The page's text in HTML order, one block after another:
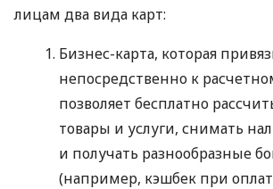
лицам два вида карт:
Бизнес-карта, которая
непосредственно к
позволяет бесплатно
товары и услуги, снимать
и получать разнообразные
(например, кэшбек при